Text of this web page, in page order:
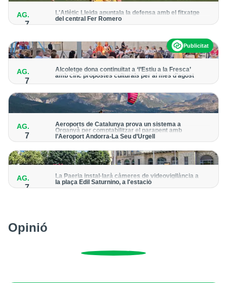
AG.
7
L'Atlètic Lleida apuntala la defensa amb el fitxatge
del central Fer Romero
Publicitat
AG.
7
Alcoletge dona continuïtat a ‘l’Estiu a la Fresca’
amb cinc propostes culturals per al mes d’agost
Un dels grans protagonistes de la programació serà
AG.
7
Aeroports de Catalunya prova un sistema a
Organyà per comptabilitzar el parapent amb
l’Aeroport Andorra-La Seu d’Urgell
mòbil per donar pas als avions amb vols instrumentals
AG.
7
La Paeria instal·larà càmeres de videovigilància a
la plaça Edil Saturnino, a l'estació
Opinió